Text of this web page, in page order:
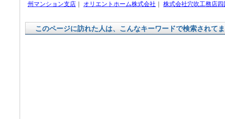
州マンション支店
オリエントホーム株式会社 株式会社穴吹工務店四
このページに訪れた人は、こんなキーワードで検索されて